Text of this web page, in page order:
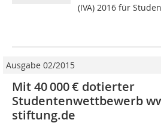
(IVA) 2016 für
Ausgabe 02/2015
Mit 40 000 € dotierter
Studentenwettbewerb
stiftung.de